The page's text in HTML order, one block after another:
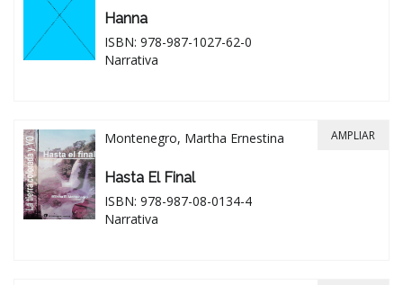
Hanna
ISBN: 978-987-1027-62-0
Narrativa
Montenegro, Martha Ernestina
Hasta El Final
ISBN: 978-987-08-0134-4
Narrativa
AMPLIAR